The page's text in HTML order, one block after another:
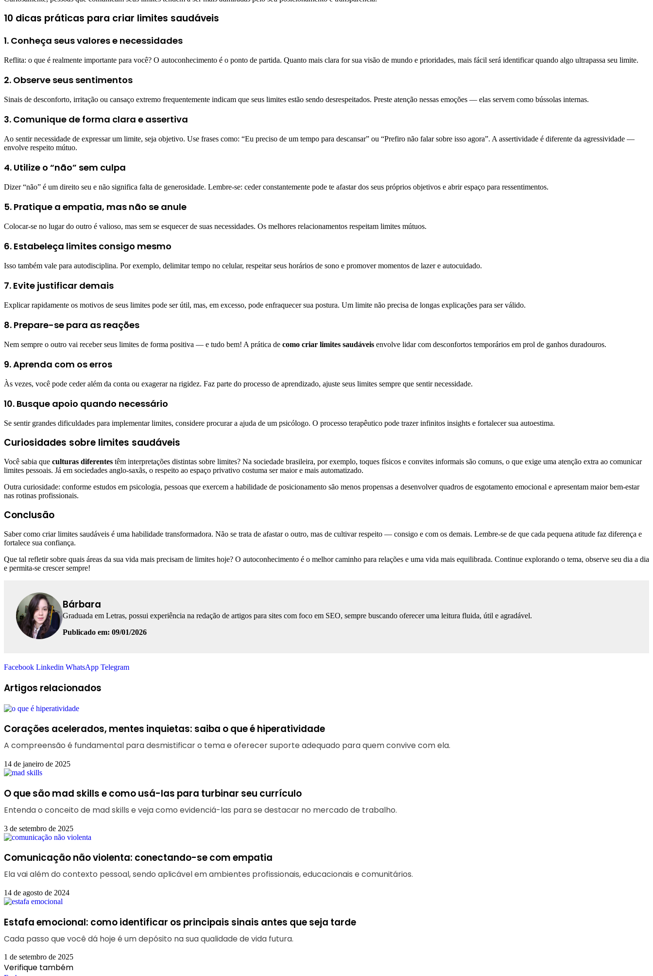
10 dicas práticas para criar limites saudáveis
1. Conheça seus valores e necessidades
Reflita: o que é realmente importante para você? O autoconhecimento é o ponto de partida. Quanto mais clara for sua visão de mundo e prioridades, mais fácil será identificar quando algo ultrapassa seu limite.
2. Observe seus sentimentos
Sinais de desconforto, irritação ou cansaço extremo frequentemente indicam que seus limites estão sendo desrespeitados. Preste atenção nessas emoções — elas servem como bússolas internas.
3. Comunique de forma clara e assertiva
Ao sentir necessidade de expressar um limite, seja objetivo. Use frases como: “Eu preciso de um tempo para descansar” ou “Prefiro não falar sobre isso agora”. A assertividade é diferente da agressividade —
envolve respeito mútuo.
4. Utilize o “não” sem culpa
Dizer “não” é um direito seu e não significa falta de generosidade. Lembre-se: ceder constantemente pode te afastar dos seus próprios objetivos e abrir espaço para ressentimentos.
5. Pratique a empatia, mas não se anule
Colocar-se no lugar do outro é valioso, mas sem se esquecer de suas necessidades. Os melhores relacionamentos respeitam limites mútuos.
6. Estabeleça limites consigo mesmo
Isso também vale para autodisciplina. Por exemplo, delimitar tempo no celular, respeitar seus horários de sono e promover momentos de lazer e autocuidado.
7. Evite justificar demais
Explicar rapidamente os motivos de seus limites pode ser útil, mas, em excesso, pode enfraquecer sua postura. Um limite não precisa de longas explicações para ser válido.
8. Prepare-se para as reações
Nem sempre o outro vai receber seus limites de forma positiva — e tudo bem! A prática de como criar limites saudáveis envolve lidar com desconfortos temporários em prol de ganhos duradouros.
9. Aprenda com os erros
Às vezes, você pode ceder além da conta ou exagerar na rigidez. Faz parte do processo de aprendizado, ajuste seus limites sempre que sentir necessidade.
10. Busque apoio quando necessário
Se sentir grandes dificuldades para implementar limites, considere procurar a ajuda de um psicólogo. O processo terapêutico pode trazer infinitos insights e fortalecer sua autoestima.
Curiosidades sobre limites saudáveis
Você sabia que culturas diferentes têm interpretações distintas sobre limites? Na sociedade brasileira, por exemplo, toques físicos e convites informais são comuns, o que exige uma atenção extra ao comunicar
limites pessoais. Já em sociedades anglo-saxãs, o respeito ao espaço privativo costuma ser maior e mais automatizado.
Outra curiosidade: conforme estudos em psicologia, pessoas que exercem a habilidade de posicionamento são menos propensas a desenvolver quadros de esgotamento emocional e apresentam maior bem-estar
nas rotinas profissionais.
Conclusão
Saber como criar limites saudáveis é uma habilidade transformadora. Não se trata de afastar o outro, mas de cultivar respeito — consigo e com os demais. Lembre-se de que cada pequena atitude faz diferença e
fortalece sua confiança.
Que tal refletir sobre quais áreas da sua vida mais precisam de limites hoje? O autoconhecimento é o melhor caminho para relações e uma vida mais equilibrada. Continue explorando o tema, observe seu dia a dia
e permita-se crescer sempre!
Bárbara
Graduada em Letras, possui experiência na redação de artigos para sites com foco em SEO, sempre buscando oferecer uma leitura fluida, útil e agradável.
Publicado em: 09/01/2026
Facebook Linkedin WhatsApp Telegram
Artigos relacionados
Corações acelerados, mentes inquietas: saiba o que é hiperatividade
A compreensão é fundamental para desmistificar o tema e oferecer suporte adequado para quem convive com ela.
14 de janeiro de 2025
O que são mad skills e como usá-las para turbinar seu currículo
Entenda o conceito de mad skills e veja como evidenciá-las para se destacar no mercado de trabalho.
3 de setembro de 2025
Comunicação não violenta: conectando-se com empatia
Ela vai além do contexto pessoal, sendo aplicável em ambientes profissionais, educacionais e comunitários.
14 de agosto de 2024
Estafa emocional: como identificar os principais sinais antes que seja tarde
Cada passo que você dá hoje é um depósito na sua qualidade de vida futura.
1 de setembro de 2025
Verifique também